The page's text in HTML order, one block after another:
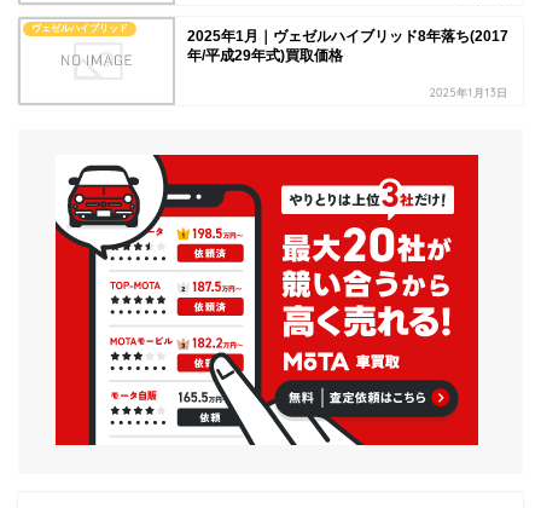
ヴェゼルハイブリッド
2025年1月｜ヴェゼルハイブリッド8年落ち(2017
年/平成29年式)買取価格
2025年1月13日